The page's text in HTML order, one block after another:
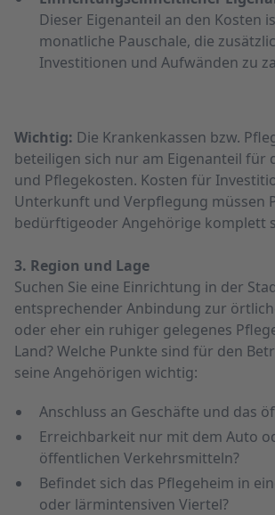
Dieser Eigen­anteil an den Kosten
monatliche Pauschale, die
Investitionen und Aufwänden zu
Wichtig: Die Kranken­kassen bzw.
beteiligen sich nur am Eigen­anteil für
und Pflegekosten. Kosten für
Unterkunft und Verpflegung müssen
bedürftigeoder Angehörige komplett
3. Region und Lage
Suchen Sie eine Einrichtung in der
entsprechender Anbindung zur
oder eher ein ruhiger gelegenes
Land? Welche Punkte sind für den
seine Angehörigen wichtig:
Anschluss an Geschäfte und das
Erreichbarkeit nur mit dem Auto
öffentlichen Verkehrs­mitteln?
Befindet sich das Pflege­heim in
oder lärm­intensiven Viertel?